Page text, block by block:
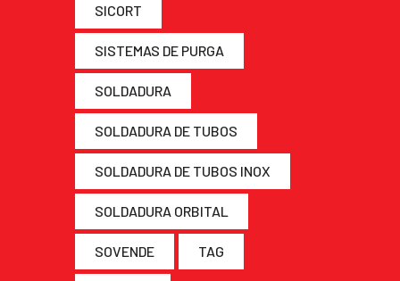
SICORT
SISTEMAS DE PURGA
SOLDADURA
SOLDADURA DE TUBOS
SOLDADURA DE TUBOS INOX
SOLDADURA ORBITAL
SOVENDE TAG